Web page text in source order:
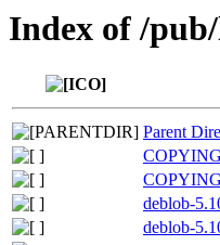
Index of /
Parent
COPYING
deblob-
deblob-